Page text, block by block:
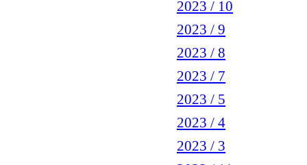
2023 / 10
2023 / 9
2023 / 8
2023 / 7
2023 / 5
2023 / 4
2023 / 3